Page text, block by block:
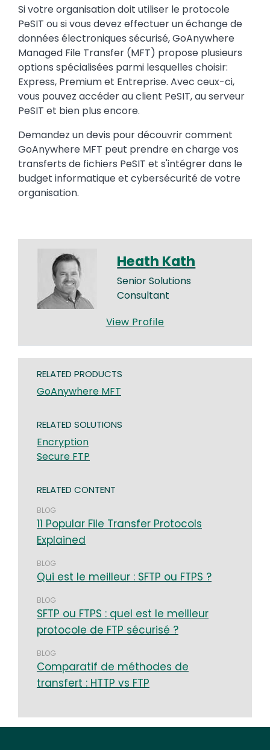
Si votre organisation doit utiliser le protocole
PeSIT ou si vous devez effectuer un échange de
données électroniques sécurisé, GoAnywhere
Managed File Transfer (MFT) propose plusieurs
options spécialisées parmi lesquelles choisir:
Express, Premium et Entreprise. Avec ceux-ci,
vous pouvez accéder au client PeSIT, au serveur
PeSIT et bien plus encore.
Demandez un devis pour découvrir comment
GoAnywhere MFT peut prendre en charge vos
transferts de fichiers PeSIT et s'intégrer dans le
budget informatique et cybersécurité de votre
organisation.
Heath Kath
Senior Solutions
Consultant
View Profile
RELATED PRODUCTS
GoAnywhere MFT
RELATED SOLUTIONS
Encryption
Secure FTP
RELATED CONTENT
BLOG
11 Popular File Transfer Protocols
Explained
BLOG
Qui est le meilleur : SFTP ou FTPS ?
BLOG
SFTP ou FTPS : quel est le meilleur
protocole de FTP sécurisé ?
BLOG
Comparatif de méthodes de
transfert : HTTP vs FTP